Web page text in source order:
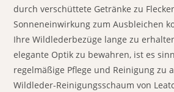
durch verschüttete Getränke zu
Sonneneinwirkung zum Ausbleichen
Ihre Wildlederbezüge lange zu
elegante Optik zu bewahren, ist es
regelmäßige Pflege und Reinigung zu
Wildleder-Reinigungsschaum von